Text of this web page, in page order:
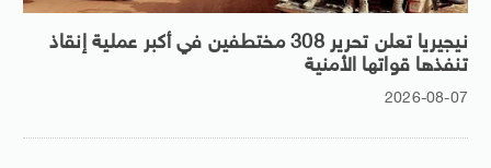
نيجيريا تعلن تحرير 308 مختطفين في أكبر عملية إنقاذ
تنفذها قواتها الأمنية
2026-08-07